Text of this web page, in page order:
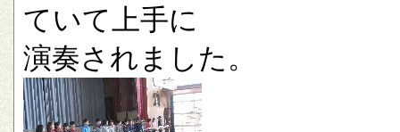
ていて上手に
演奏されました。